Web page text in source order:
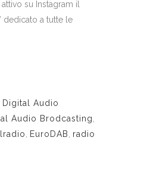
attivo su Instagram il
dedicato a tutte le
Digital Audio
Audio Brodcasting
EuroDAB
radio